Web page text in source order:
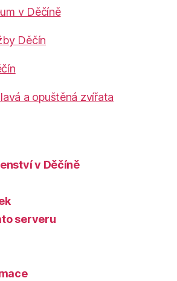
v Děčíně
Děčín
a opuštěná zvířata
v Děčíně
serveru